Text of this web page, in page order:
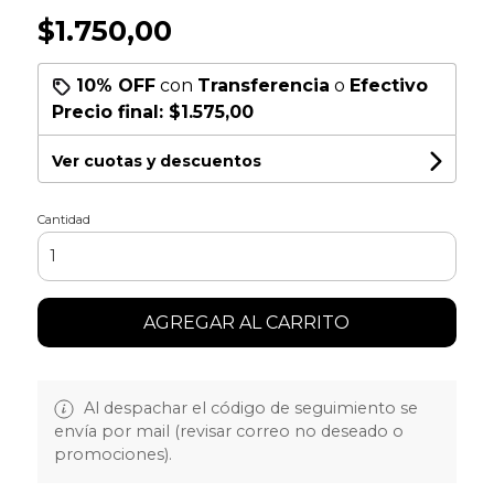
$1.750,00
10% OFFcon Transferencia o Efectivo
Precio final: $1.575,00
Ver cuotas y descuentos
Cantidad
AGREGAR AL CARRITO
Al despachar el código de seguimiento se
envía por mail (revisar correo no deseado o
promociones).